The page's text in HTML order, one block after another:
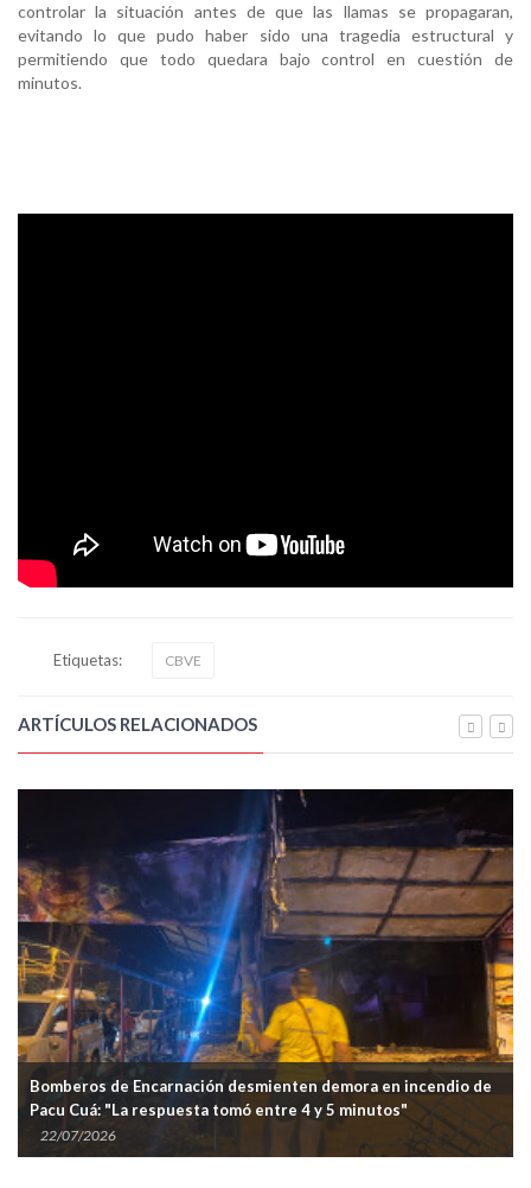
controlar la situación antes de que las llamas se propagaran,
evitando lo que pudo haber sido una tragedia estructural y
permitiendo que todo quedara bajo control en cuestión de
minutos.
Etiquetas: CBVE
ARTÍCULOS RELACIONADOS
Encarnación desmienten demora en incendio de
respuesta tomó entre 4 y 5 minutos"
Bomberos
14/07/2026